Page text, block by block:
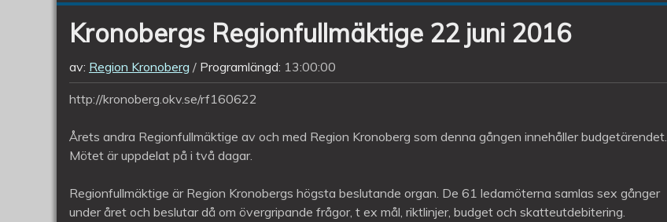
22
juni
2016
Kronobergs Regionfullmäktige 22 juni 2016
av: Region Kronoberg Programlängd: 13:00:00
http://kronoberg.okv.se/rf160622
Årets andra Regionfullmäktige av och med Region Kronoberg som denna gången innehåller budgetärendet.
Mötet är uppdelat på i två dagar.
Regionfullmäktige är Region Kronobergs högsta beslutande organ. De 61 ledamöterna samlas sex gånger
under året och beslutar då om övergripande frågor, t ex mål, riktlinjer, budget och skatteutdebitering.